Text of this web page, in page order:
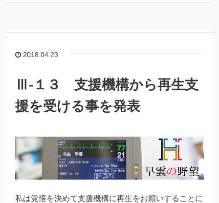
2018.04.23
Ⅲ-１３ 支援機構から再生支
援を受ける事を発表
私は覚悟を決めて支援機構に再生をお願いすることに